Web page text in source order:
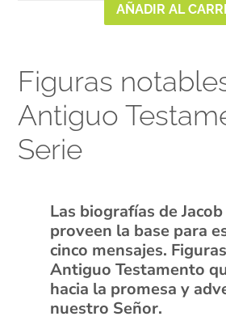
AÑADIR AL
Figuras
Antiguo
Serie
Las biografías de
proveen la base para
cinco mensajes.
Antiguo Testamento
hacia la promesa y
nuestro Señor.